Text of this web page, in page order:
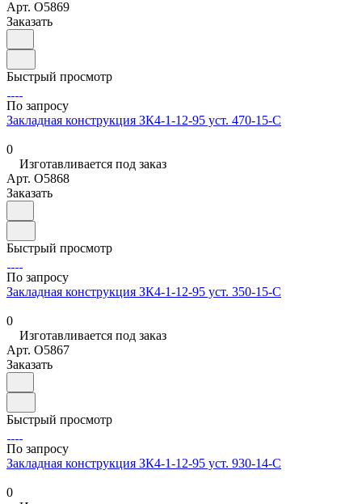
Арт. O5869
Заказать
Быстрый просмотр
По запросу
Закладная конструкция ЗК4-1-12-95 уст. 470-15-С
0
Изготавливается под заказ
Арт. O5868
Заказать
Быстрый просмотр
По запросу
Закладная конструкция ЗК4-1-12-95 уст. 350-15-С
0
Изготавливается под заказ
Арт. O5867
Заказать
Быстрый просмотр
По запросу
Закладная конструкция ЗК4-1-12-95 уст. 930-14-С
0